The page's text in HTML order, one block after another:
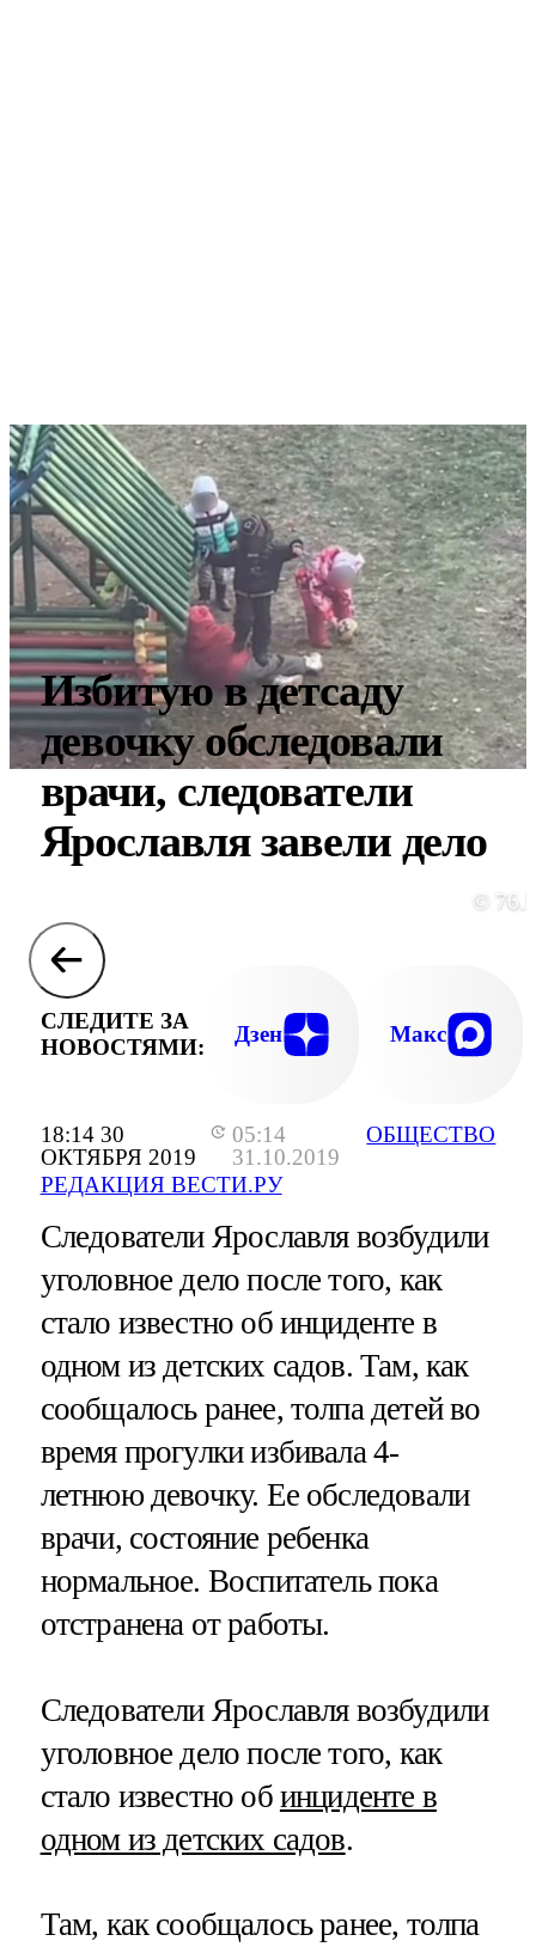
18:14 30
ОКТЯБРЯ 2019
05:14
31.10.2019
РЕДАКЦИЯ ВЕСТИ.РУ
ОБЩЕСТВО
Избитую в детсаду
девочку обследовали
врачи, следователи
Ярославля завели дело
©
СЛЕДИТЕ ЗА
НОВОСТЯМИ:
Дзен Макс
Следователи Ярославля возбудили
уголовное дело после того, как
стало известно об инциденте в
одном из детских садов. Там, как
сообщалось ранее, толпа детей во
время прогулки избивала 4-
летнюю девочку. Ее обследовали
врачи, состояние ребенка
нормальное. Воспитатель пока
отстранена от работы.
Следователи Ярославля возбудили
уголовное дело после того, как
стало известно об инциденте в
одном из детских садов.
Там, как сообщалось ранее, толпа